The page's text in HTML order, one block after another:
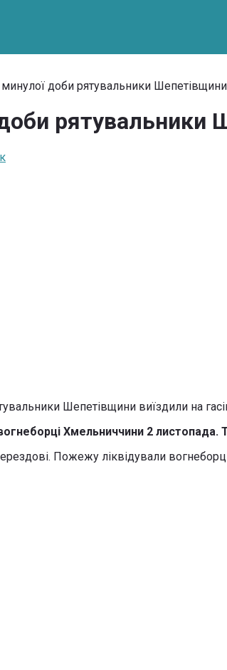
минулої доби рятувальники
Хмельниччини 2 листопада.
Пожежу ліквідували